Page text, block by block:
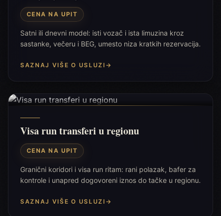
CENA NA UPIT
Satni ili dnevni model: isti vozač i ista limuzina kroz
sastanke, večeru i BEG, umesto niza kratkih rezervacija.
SAZNAJ VIŠE O USLUZI →
Visa run transferi u regionu
CENA NA UPIT
Granični koridori i visa run ritam: rani polazak, bafer za
kontrole i unapred dogovoreni iznos do tačke u regionu.
SAZNAJ VIŠE O USLUZI →